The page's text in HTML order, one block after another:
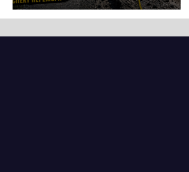
Черкас